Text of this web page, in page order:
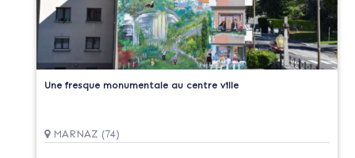
Une fresque monumentale au centre ville
MARNAZ (74)